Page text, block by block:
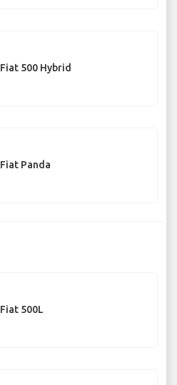
Fiat 500 Hybrid
Fiat Panda
Fiat 500L